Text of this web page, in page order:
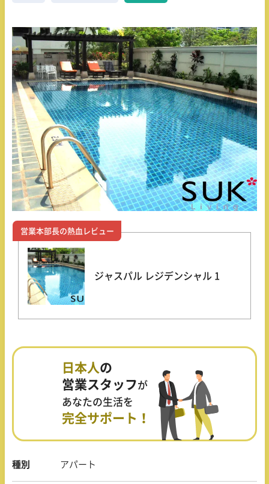
営業本部長の熱血レビュー
ジャスパル レジデンシャル 1
種別 アパート
日本人の
営業スタッフが
あなたの生活を
完全サポート！